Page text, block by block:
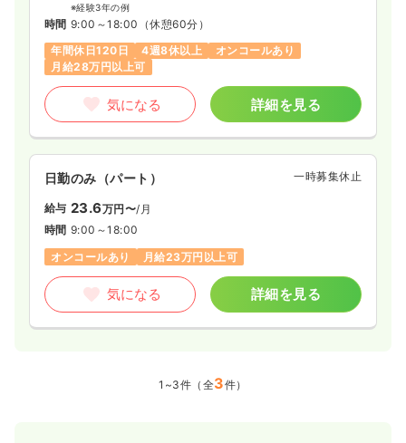
内視鏡
日勤のみ（常勤）
給与 22.7 万円〜/月 賞与2回
時間 8:30～17:30
年間休日120日
4週8休以上 月給22万円以上可
気になる
※経験3年の例
時間 9:00～18:00 （休憩60分）
年間休日120日
4週8休以上
オンコールあり
月給28万円以上可
気になる 詳細を見る
日勤のみ（パート） 一時募集休止
給与 23.6万円〜/月
時間 9:00～18:00
オンコールあり
月給23万円以上可
気になる 詳細を見る
1~3件（全3件）